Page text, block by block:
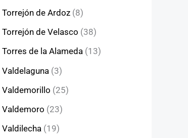
Torrejón de Ardoz (8)
Torrejón de Velasco (38)
Torres de la Alameda (13)
Valdelaguna (3)
Valdemorillo (25)
Valdemoro (23)
Valdilecha (19)